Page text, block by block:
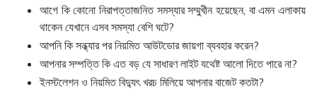
আগে কি কোনো নিরাপত্তাজনিত সমস্যার সম্মুখীন হয়েছেন, বা এমন এলাকায়
থাকেন যেখানে এসব সমস্যা বেশি ঘটে?
আপনি কি সন্ধ্যার পর নিয়মিত আউটডোর জায়গা ব্যবহার করেন?
আপনার সম্পত্তি কি এত বড় যে সাধারণ লাইট যথেষ্ট আলো দিতে পারে না?
ইনস্টলেশন ও নিয়মিত বিদ্যুৎ খরচ মিলিয়ে আপনার বাজেট কতটা?